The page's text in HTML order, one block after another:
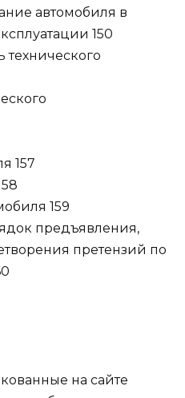
автомобиля в
150
157
159
предъявления,
претензий по
на сайте